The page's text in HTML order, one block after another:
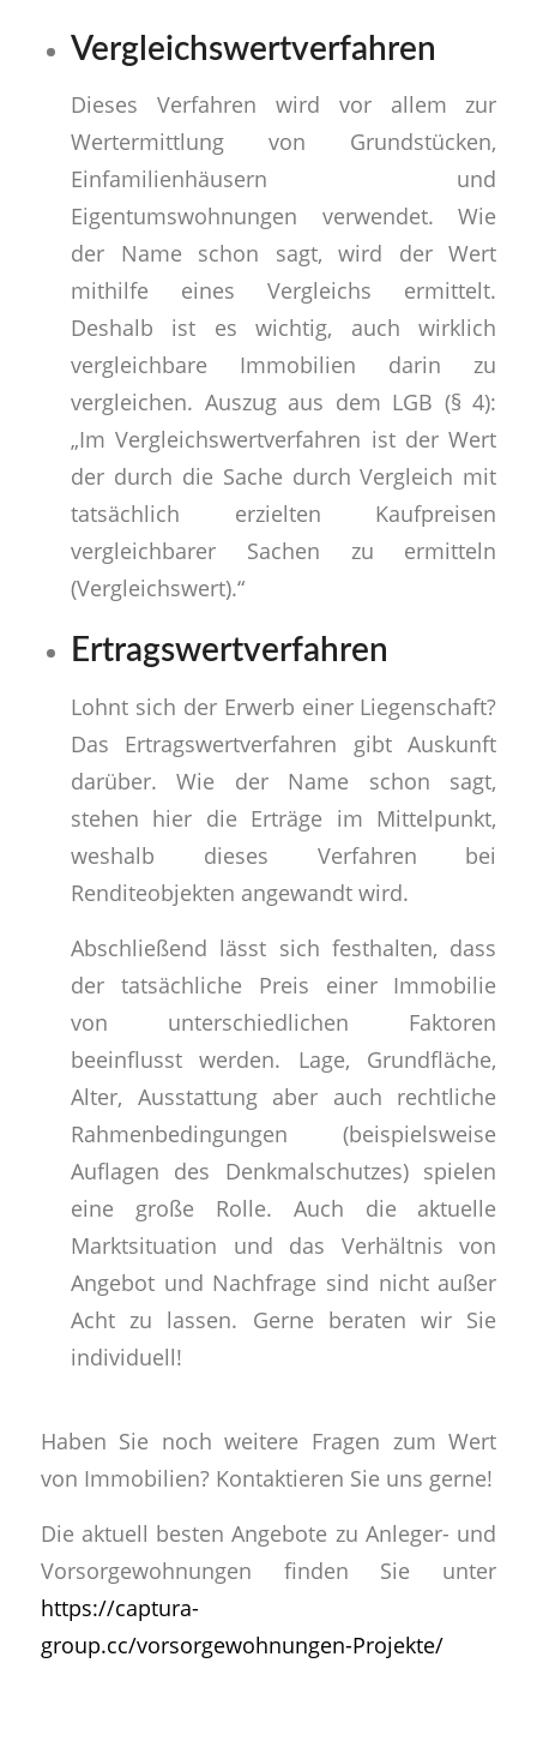
Vergleichswertverfahren
Dieses Verfahren wird vor allem zur
Wertermittlung von Grundstücken,
Einfamilienhäusern und
Eigentumswohnungen verwendet. Wie
der Name schon sagt, wird der Wert
mithilfe eines Vergleichs ermittelt.
Deshalb ist es wichtig, auch wirklich
vergleichbare Immobilien darin zu
vergleichen. Auszug aus dem LGB (§ 4):
„Im Vergleichswertverfahren ist der Wert
der durch die Sache durch Vergleich mit
tatsächlich erzielten Kaufpreisen
vergleichbarer Sachen zu ermitteln
(Vergleichswert).“
Ertragswertverfahren
Lohnt sich der Erwerb einer Liegenschaft?
Das Ertragswertverfahren gibt Auskunft
darüber. Wie der Name schon sagt,
stehen hier die Erträge im Mittelpunkt,
weshalb dieses Verfahren bei
Renditeobjekten angewandt wird.
Abschließend lässt sich festhalten, dass
der tatsächliche Preis einer Immobilie
von unterschiedlichen Faktoren
beeinflusst werden. Lage, Grundfläche,
Alter, Ausstattung aber auch rechtliche
Rahmenbedingungen (beispielsweise
Auflagen des Denkmalschutzes) spielen
eine große Rolle. Auch die aktuelle
Marktsituation und das Verhältnis von
Angebot und Nachfrage sind nicht außer
Acht zu lassen. Gerne beraten wir Sie
individuell!
Haben Sie noch weitere Fragen zum Wert
von Immobilien? Kontaktieren Sie uns gerne!
Die aktuell besten Angebote zu Anleger- und
Vorsorgewohnungen finden Sie unter
https://captura-
group.cc/vorsorgewohnungen-Projekte/